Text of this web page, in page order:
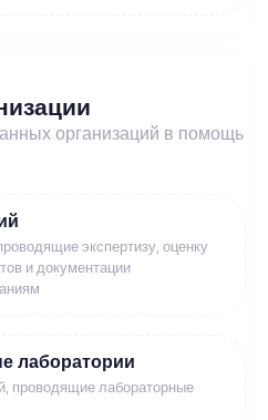
организаций в помощь
экспертизу, оценку
и документации
лаборатории
проводящие лабораторные